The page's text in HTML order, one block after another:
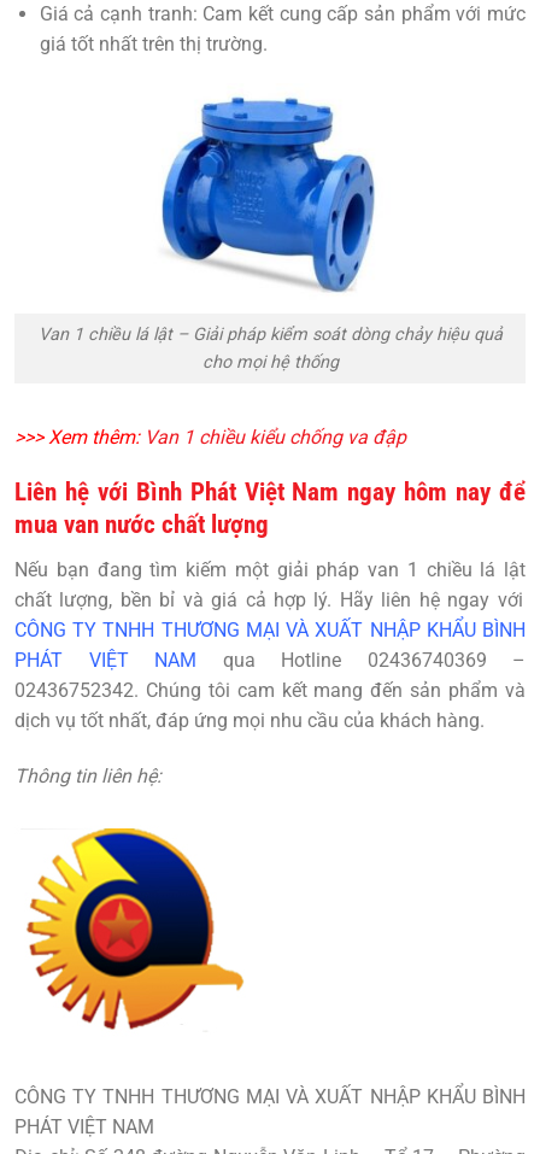
Giá cả cạnh tranh: Cam kết cung cấp sản phẩm với mức
giá tốt nhất trên thị trường.
Van 1 chiều lá lật – Giải pháp kiểm soát dòng chảy hiệu quả
cho mọi hệ thống
>>> Xem thêm: Van 1 chiều kiểu chống va đập
Liên hệ với Bình Phát Việt Nam ngay hôm nay để
mua van nước chất lượng
Nếu bạn đang tìm kiếm một giải pháp van 1 chiều lá lật
chất lượng, bền bỉ và giá cả hợp lý. Hãy liên hệ ngay với
CÔNG TY TNHH THƯƠNG MẠI VÀ XUẤT NHẬP KHẨU BÌNH
PHÁT VIỆT NAM
qua Hotline 02436740369 –
02436752342. Chúng tôi cam kết mang đến sản phẩm và
dịch vụ tốt nhất, đáp ứng mọi nhu cầu của khách hàng.
Thông tin liên hệ:
CÔNG TY TNHH THƯƠNG MẠI VÀ XUẤT NHẬP KHẨU BÌNH
PHÁT VIỆT NAM